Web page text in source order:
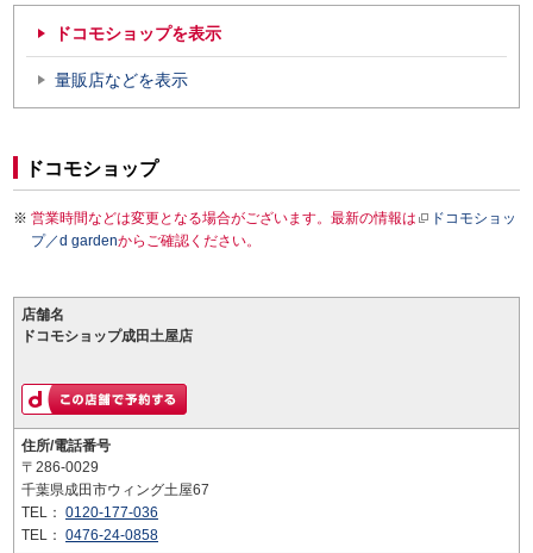
ドコモショップを表示
量販店などを表示
ドコモショップ
営業時間などは変更となる場合がございます。最新の情報は
ドコモショッ
プ／d gardenからご確認ください。
店舗名
ドコモショップ成田土屋店
住所/電話番号
〒286-0029
千葉県成田市ウィング土屋67
TEL： 0120-177-036
TEL： 0476-24-0858